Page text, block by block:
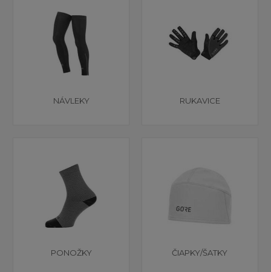
NÁVLEKY RUKAVICE
PONOŽKY ČIAPKY/ŠATKY